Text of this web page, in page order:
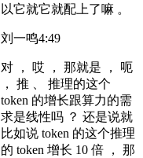
以它就它就配上了嘛 。
刘一鸣4:49
对 ， 哎 ， 那就是 ， 呃
， 推 、 推理的这个
token 的增长跟算力的需
求是线性吗 ？ 还是说就
比如说 token 的这个推理
的 token 增长 10 倍 ， 那